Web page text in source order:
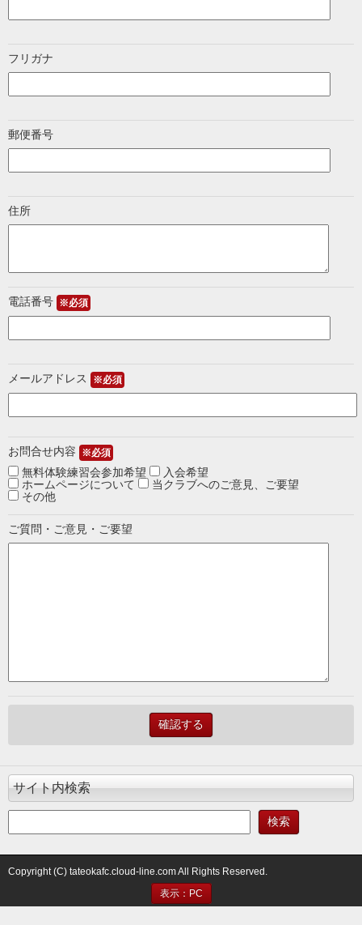
フリガナ
郵便番号
住所
電話番号 ※必須
メールアドレス ※必須
お問合せ内容 ※必須
無料体験練習会参加希望
入会希望
ホームページについて
当クラブへのご意見、ご要望
その他
ご質問・ご意見・ご要望
サイト内検索
Copyright (C) tateokafc.cloud-line.com All Rights Reserved.
表示：PC